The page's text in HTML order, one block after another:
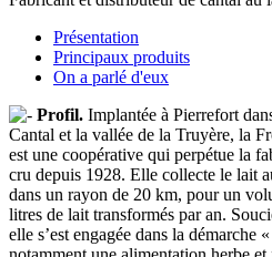
Présentation
Principaux produits
On a parlé d'eux
Profil. Implantée à Pierrefort
Cantal et la vallée de la Truyère, la
est une coopérative qui perpétue la
cru depuis 1928. Elle collecte le lait
dans un rayon de 20 km, pour un
litres de lait transformés par an.
elle s’est engagée dans la démarche «